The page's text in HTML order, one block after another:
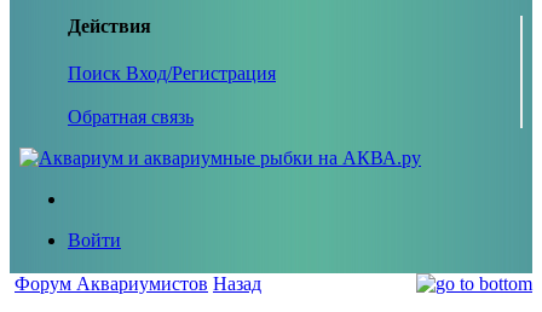
Действия
Поиск Вход/Регистрация
Обратная связь
Войти
Форум Аквариумистов Назад